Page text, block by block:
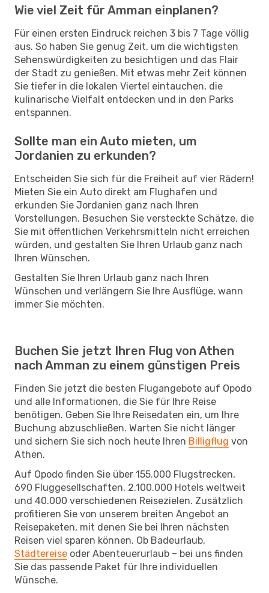
Wie viel Zeit für Amman einplanen?
Für einen ersten Eindruck reichen 3 bis 7 Tage völlig
aus. So haben Sie genug Zeit, um die wichtigsten
Sehenswürdigkeiten zu besichtigen und das Flair
der Stadt zu genießen. Mit etwas mehr Zeit können
Sie tiefer in die lokalen Viertel eintauchen, die
kulinarische Vielfalt entdecken und in den Parks
entspannen.
Sollte man ein Auto mieten, um
Jordanien zu erkunden?
Entscheiden Sie sich für die Freiheit auf vier Rädern!
Mieten Sie ein Auto direkt am Flughafen und
erkunden Sie Jordanien ganz nach Ihren
Vorstellungen. Besuchen Sie versteckte Schätze, die
Sie mit öffentlichen Verkehrsmitteln nicht erreichen
würden, und gestalten Sie Ihren Urlaub ganz nach
Ihren Wünschen.
Gestalten Sie Ihren Urlaub ganz nach Ihren
Wünschen und verlängern Sie Ihre Ausflüge, wann
immer Sie möchten.
Buchen Sie jetzt Ihren Flug von Athen
nach Amman zu einem günstigen Preis
Finden Sie jetzt die besten Flugangebote auf Opodo
und alle Informationen, die Sie für Ihre Reise
benötigen. Geben Sie Ihre Reisedaten ein, um Ihre
Buchung abzuschließen. Warten Sie nicht länger
und sichern Sie sich noch heute Ihren Billigflug von
Athen.
Auf Opodo finden Sie über 155.000 Flugstrecken,
690 Fluggesellschaften, 2.100.000 Hotels weltweit
und 40.000 verschiedenen Reisezielen. Zusätzlich
profitieren Sie von unserem breiten Angebot an
Reisepaketen, mit denen Sie bei Ihren nächsten
Reisen viel sparen können. Ob Badeurlaub,
Städtereise oder Abenteuerurlaub – bei uns finden
Sie das passende Paket für Ihre individuellen
Wünsche.